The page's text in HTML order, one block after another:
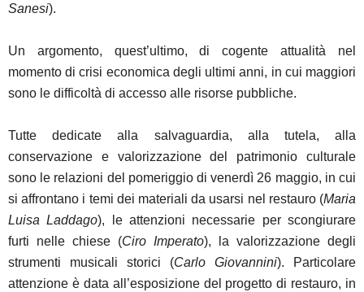
Sanesi).
Un argomento, quest’ultimo, di cogente attualità nel
momento di crisi economica degli ultimi anni, in cui maggiori
sono le difficoltà di accesso alle risorse pubbliche.
Tutte dedicate alla salvaguardia, alla tutela, alla
conservazione e valorizzazione del patrimonio culturale
sono le relazioni del pomeriggio di venerdì 26 maggio, in cui
si affrontano i temi dei materiali da usarsi nel restauro (Maria
Luisa Laddago), le attenzioni necessarie per scongiurare
furti nelle chiese (Ciro Imperato), la valorizzazione degli
strumenti musicali storici (Carlo Giovannini). Particolare
attenzione è data all’esposizione del progetto di restauro, in